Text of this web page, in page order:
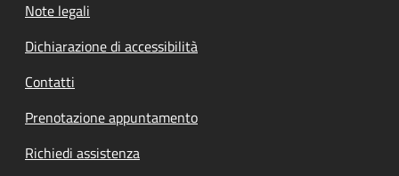
Note legali
Dichiarazione di accessibilità
Contatti
Prenotazione appuntamento
Richiedi assistenza